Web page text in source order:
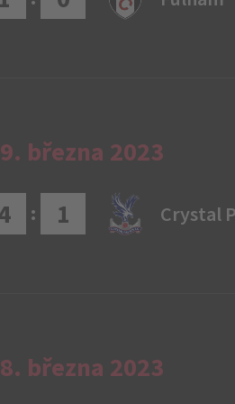
března 2023
: 1 Crystal
března 2023